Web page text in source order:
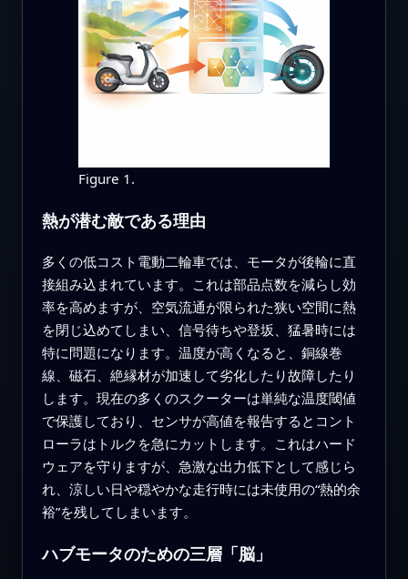
Figure 1.
熱が潜む敵である理由
多くの低コスト電動二輪車では、モータが後輪に直
接組み込まれています。これは部品点数を減らし効
率を高めますが、空気流通が限られた狭い空間に熱
を閉じ込めてしまい、信号待ちや登坂、猛暑時には
特に問題になります。温度が高くなると、銅線巻
線、磁石、絶縁材が加速して劣化したり故障したり
します。現在の多くのスクーターは単純な温度閾値
で保護しており、センサが高値を報告するとコント
ローラはトルクを急にカットします。これはハード
ウェアを守りますが、急激な出力低下として感じら
れ、涼しい日や穏やかな走行時には未使用の“熱的余
裕”を残してしまいます。
ハブモータのための三層「脳」